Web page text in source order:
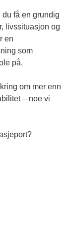
få en grundig
livssituasjon og
en
som
på.
om mer enn
– noe vi